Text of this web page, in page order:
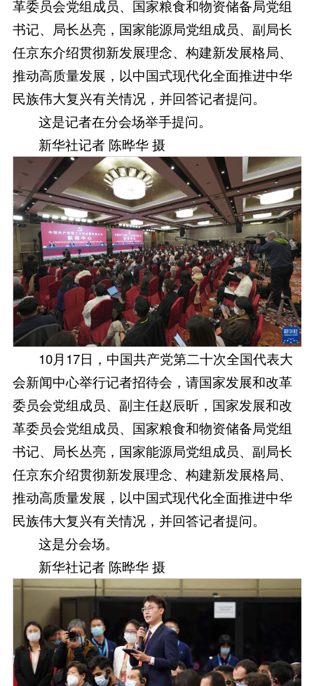
革委员会党组成员、国家粮食和物资储备局党组
书记、局长丛亮，国家能源局党组成员、副局长
任京东介绍贯彻新发展理念、构建新发展格局、
推动高质量发展，以中国式现代化全面推进中华
民族伟大复兴有关情况，并回答记者提问。
这是记者在分会场举手提问。
新华社记者 陈晔华 摄
10月17日，中国共产党第二十次全国代表大
会新闻中心举行记者招待会，请国家发展和改革
委员会党组成员、副主任赵辰昕，国家发展和改
革委员会党组成员、国家粮食和物资储备局党组
书记、局长丛亮，国家能源局党组成员、副局长
任京东介绍贯彻新发展理念、构建新发展格局、
推动高质量发展，以中国式现代化全面推进中华
民族伟大复兴有关情况，并回答记者提问。
这是分会场。
新华社记者 陈晔华 摄